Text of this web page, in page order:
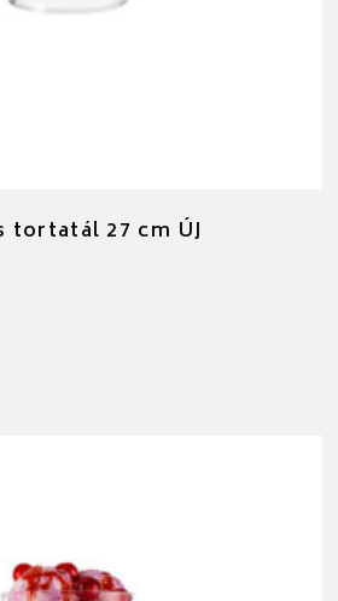
tortatál 27 cm ÚJ